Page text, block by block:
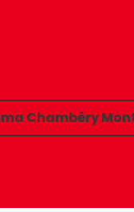
Chambéry